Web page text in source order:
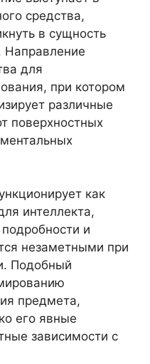
средства,
в сущность
Направление
для
при котором
различные
поверхностных
как
интеллекта,
и
незаметными при
Подобный
предмета,
его явные
зависимости с